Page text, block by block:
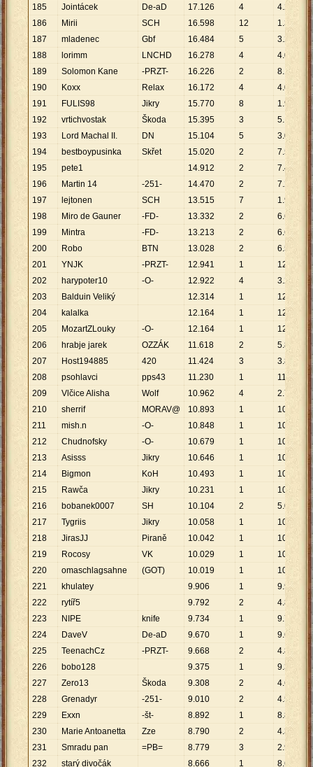
185
Jointácek De-aD 17.126 4 4.282
186
Mirii SCH 16.598 12 1.383
187
mladenec Gbf 16.484 5 3.297
188
lorimm LNCHD 16.278 4 4.070
189
Solomon Kane -PRZT- 16.226 2 8. 113
190
Koxx Relax 16.172 4 4.043
191
FULIS98 Jikry 15.770 8 1.971
192
vrtichvostak Škoda 15.395 3 5. 132
193
Lord Machal II. DN 15.104 5 3.021
194
bestboypusinka Skřet 15.020 2 7.510
195
pete1 14.912 2 7.456
196
Martin 14 -251- 14.470 2 7.235
197
lejtonen SCH 13.515 7 1.931
198
Miro de Gauner -FD- 13.332 2 6.666
199
Mintra -FD- 13.213 2 6.607
200
Robo BTN 13.028 2 6.514
201
YNJK -PRZT- 12.941 1 12
202
harypoter10 -O- 12.922 4 3.231
203
Balduin Veliký 12.314 1 12
314
204
kalalka 12.164 1 12 .
205
MozartZLouky -O- 12.164 1 12
164
206
hrabje jarek OZZÁK 11.618 2 5.809
207
Host194885 420 11.424 3 3.808
208
psohlavci pps43 11.230 1 11 .230
209
Vlčice Alisha Wolf 10.962 4 2.741
210
sherrif MORAV@ 10.893 1 10
211
mish.n -O- 10.848 1 10 .848
212
Chudnofsky -O- 10.679 1 10
679
213
Asisss Jikry 10.646 1 10
214
Bigmon KoH 10.493 1 10
493
215
Rawča Jikry 10.231 1 10
216
bobanek0007 SH 10.104 2 5.052
217
Tygriis Jikry 10.058 1 10 .
218
JirasJJ Piraně 10.042 1 10
042
219
Rocosy VK 10.029 1 10 029
220
omaschlagsahne (GOT) 10.019 1 10
019
221
khulatey 9.906 1 9.906
222
rytíř5 9.792 2 4.896
223
NIPE knife 9.734 1 9.734
224
DaveV De-aD 9.670 1 9.670
225
TeenachCz -PRZT- 9.668 2 4.834
226
bobo128 9.375 1 9.375
227
Zero13 Škoda 9.308 2 4.654
228
Grenadyr -251- 9.010 2 4.505
229
Exxn -št- 8.892 1 8.892
230
Marie Antoanetta Zze 8.790 2 4.395
231
Smradu pan =PB= 8.779 3 2.926
232
starý divočák 8.666 1 8.666